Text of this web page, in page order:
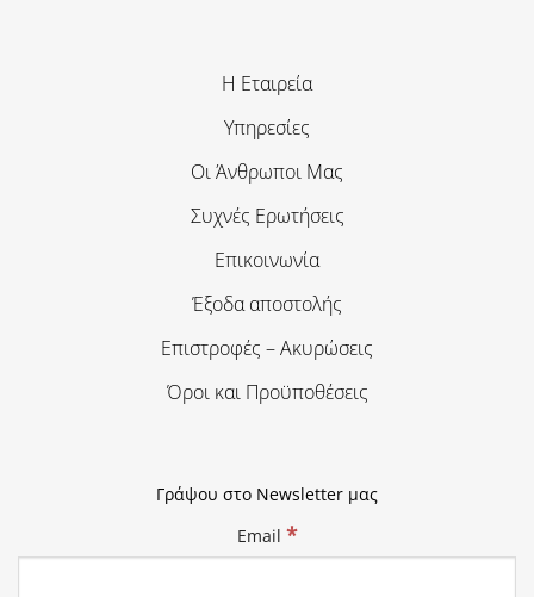
Η Εταιρεία
Υπηρεσίες
Οι Άνθρωποι Μας
Συχνές Ερωτήσεις
Επικοινωνία
Έξοδα αποστολής
Επιστροφές – Ακυρώσεις
Όροι και Προϋποθέσεις
Γράψου στο Newsletter μας
Email *